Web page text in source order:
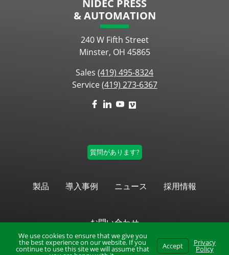
NIDEC PRESS
& AUTOMATION
240 W Fifth Street
Minster, OH 45865
Sales (419) 495-8324
Service(419) 273-6367
質問があります?
製品 導入事例 ニュース 採用情報
お問い合わせ
We use cookies to ensure that we give you
the best experience on our website. If you
continue to use this site we will assume that Accept Privacy
Policy